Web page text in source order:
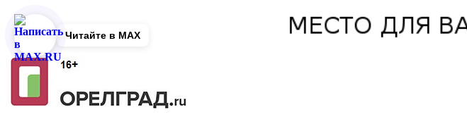
Читайте в MAX